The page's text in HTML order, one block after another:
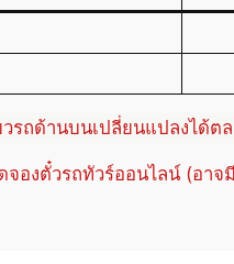
รถด้านบนเปลี่ยนแปลงได้ต
จองตั๋วรถทัวร์ออนไลน์ (อ